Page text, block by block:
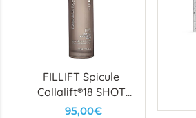
FILLIFT Spicule
Collalift®18 SHOT
serum SOFT
95,00€